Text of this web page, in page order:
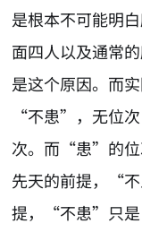
是根本不可能明
面四人以及通常
是这个原因。而
“不患”，无位
次。而“患”的位
先天的前提，“
提，“不患”只